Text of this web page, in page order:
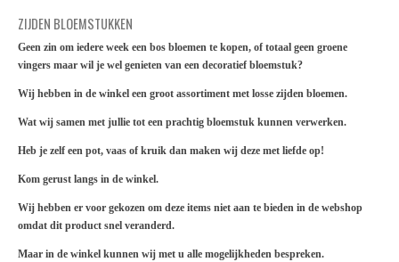
ZIJDEN BLOEMSTUKKEN
Geen zin om iedere week een bos bloemen te kopen, of totaal geen groene
vingers maar wil je wel genieten van een decoratief bloemstuk?
Wij hebben in de winkel een groot assortiment met losse zijden bloemen.
Wat wij samen met jullie tot een prachtig bloemstuk kunnen verwerken.
Heb je zelf een pot, vaas of kruik dan maken wij deze met liefde op!
Kom gerust langs in de winkel.
Wij hebben er voor gekozen om deze items niet aan te bieden in de webshop
omdat dit product snel veranderd.
Maar in de winkel kunnen wij met u alle mogelijkheden bespreken.